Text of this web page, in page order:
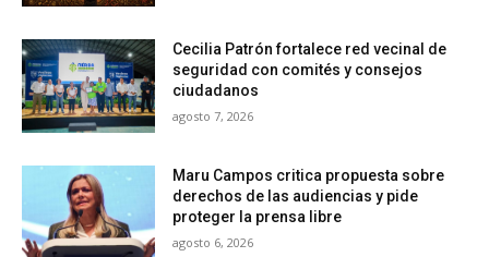
Cecilia Patrón fortalece red vecinal de
seguridad con comités y consejos
ciudadanos
agosto 7, 2026
Maru Campos critica propuesta sobre
derechos de las audiencias y pide
proteger la prensa libre
agosto 6, 2026